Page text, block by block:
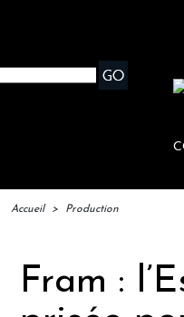
Accueil > Production
Fram :